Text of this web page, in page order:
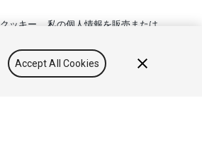
クッキー 私の個人情報を販売または
フィードバック
Accept All Cookies